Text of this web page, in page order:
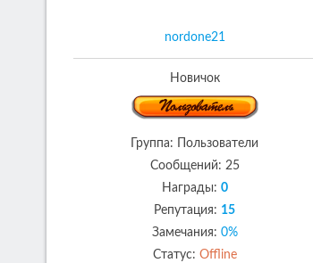
nordone21
Новичок
Группа: Пользователи
Сообщений: 25
Награды: 0
Репутация: 15
Замечания: 0%
Статус: Offline